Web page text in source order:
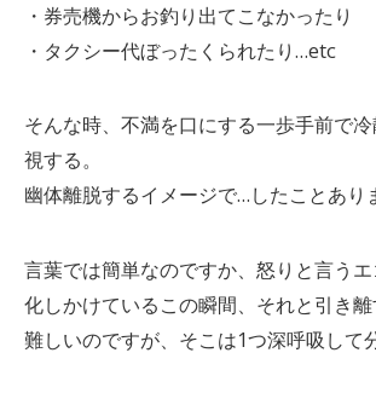
・券売機からお釣り出てこなかったり
・タクシー代ぼったくられたり…etc
そんな時、不満を口にする一歩手前で
視する。
幽体離脱するイメージで…したことあり
言葉では簡単なのですか、怒りと言う
化しかけているこの瞬間、それと引き
難しいのですが、そこは1つ深呼吸して